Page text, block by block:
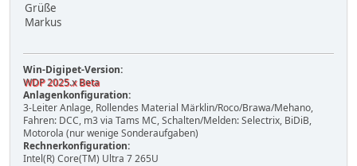
Grüße
Markus
Win-Digipet-Version:
WDP 2025.x Beta
Anlagenkonfiguration:
3-Leiter Anlage, Rollendes Material Märklin/Roco/Brawa/Mehano,
Fahren: DCC, m3 via Tams MC, Schalten/Melden: Selectrix, BiDiB,
Motorola (nur wenige Sonderaufgaben)
Rechnerkonfiguration:
Intel(R) Core(TM) Ultra 7 265U